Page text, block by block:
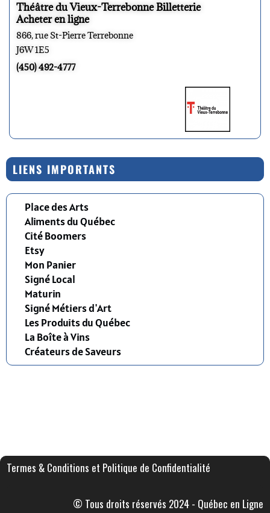
Théâtre du Vieux-Terrebonne Billetterie
Acheter en ligne
866, rue St-Pierre Terrebonne
J6W 1E5
(450) 492-4777
LIENS IMPORTANTS
Place des Arts
Aliments du Québec
Cité Boomers
Etsy
Mon Panier
Signé Local
Maturin
Signé Métiers d'Art
Les Produits du Québec
La Boîte à Vins
Créateurs de Saveurs
Termes & Conditions et Politique de Confidentialité
© Tous droits réservés 2024 - Québec en Ligne